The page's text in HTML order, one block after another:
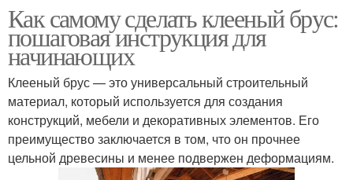
Как самому сделать клееный брус:
пошаговая инструкция для
начинающих
Клееный брус — это универсальный строительный
материал, который используется для создания
конструкций, мебели и декоративных элементов. Его
преимущество заключается в том, что он прочнее
цельной древесины и менее подвержен деформациям.